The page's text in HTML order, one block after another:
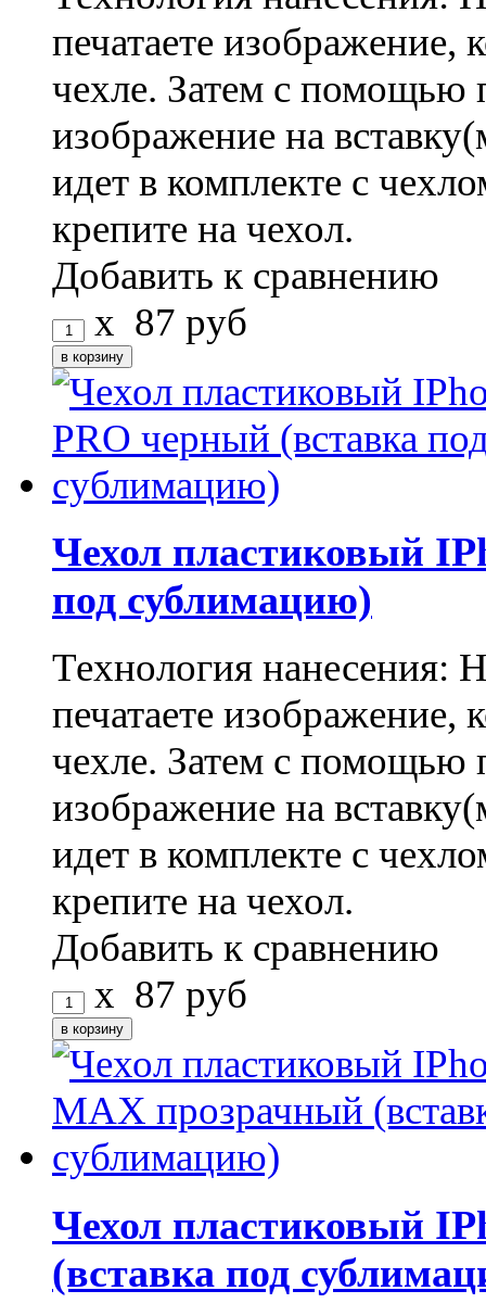
печатаете изображение,
чехле. Затем с помощью
изображение на
идет в комплекте с
крепите на чехол.
Добавить к сравнению
x 87 руб
Чехол пластиковый
под сублимацию)
Технология нанесения:
печатаете изображение,
чехле. Затем с помощью
изображение на
идет в комплекте с
крепите на чехол.
Добавить к сравнению
x 87 руб
Чехол пластиковый
(вставка под